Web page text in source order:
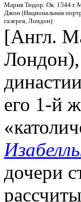
Мария Тюдор. Ок. 1544 г.
Джон (Национальная
галерея, Лондон)
[Англ.
его 1-й
дочери